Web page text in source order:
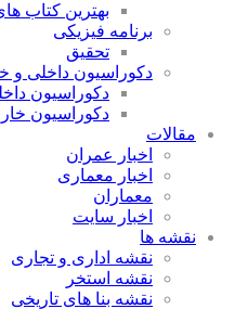
بهترین کتاب
برنامه فیزیکی
تحقیق
دکوراسیون داخلی و
دکوراسیون
دکوراسیون
مقالات
اخبار عمران
اخبار معماری
معماران
اخبار سایت
نقشه ها
نقشه اداری و تجاری
نقشه استخر
نقشه بنا های تاریخی